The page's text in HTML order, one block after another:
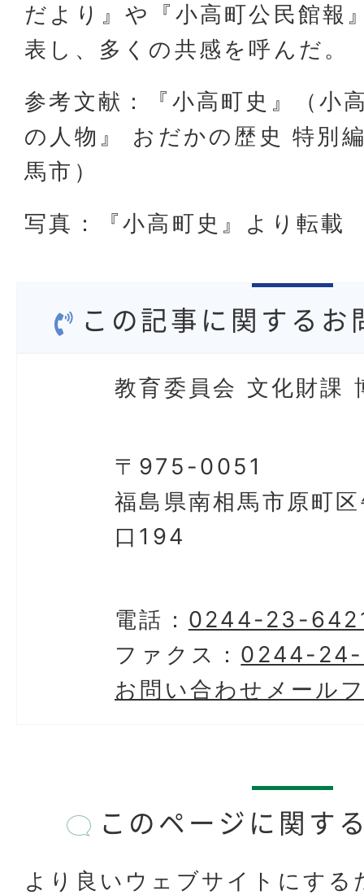
だより』や『小高町公民館報
表し、多くの共感を呼んだ。
参考文献：『小高町史』（小
の人物』 おだかの歴史 特別
馬市）
写真：『小高町史』より転載
この記事に関するお
教育委員会 文化財課
〒975-0051
福島県南相馬市原町
口194
電話： 0244-23-
ファクス： 0244-
お問い合わせメール
このページに関す
より良いウェブサイトにする